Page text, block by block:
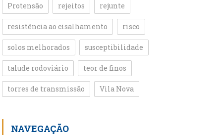
Protensão rejeitos rejunte
resistência ao cisalhamento risco
solos melhorados susceptibilidade
talude rodoviário teor de finos
torres de transmissão Vila Nova
NAVEGAÇÃO